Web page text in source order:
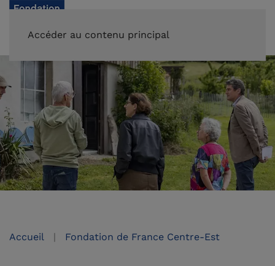
Accéder au contenu principal
Accueil Fondation de France Centre-Est